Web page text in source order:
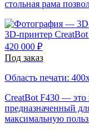
стольная рама
3D-принтер
420 000 ₽
Под заказ
Область печати:
CreatBot F430 — это
предназначенный
максимальную